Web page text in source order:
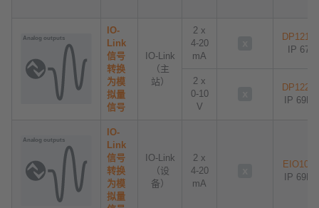
IO-
Link
信号
转换
为模
拟量
信号
IO-Link
（主
站）
2 x
4-20
mA
DP1213
IP 67
2 x
0-10
V
DP1223
IP 69K
IO-
Link
信号
转换
为模
拟量
IO-Link
（设
备）
2 x
4-20
mA
EIO104
IP 69K